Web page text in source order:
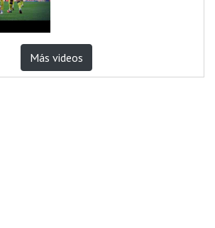
Más videos